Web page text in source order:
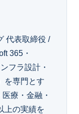
代表取締役 /
365・
フラ設計・
を専門とす
療・金融・
上の実績を